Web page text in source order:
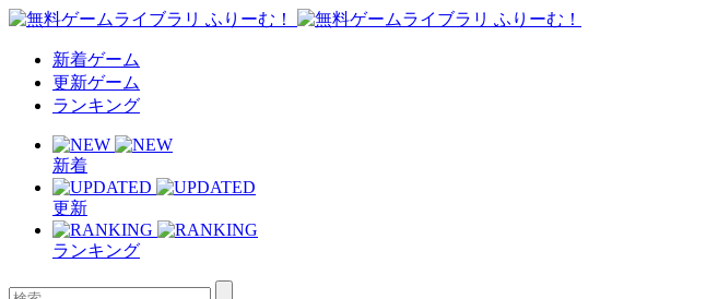
新着ゲーム
更新ゲーム
ランキング
新着
更新
ランキング